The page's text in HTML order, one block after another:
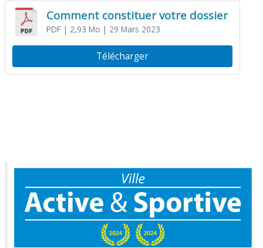
Comment constituer votre dossier
PDF| 2,93 Mo | 29 Mars 2023
Télécharger